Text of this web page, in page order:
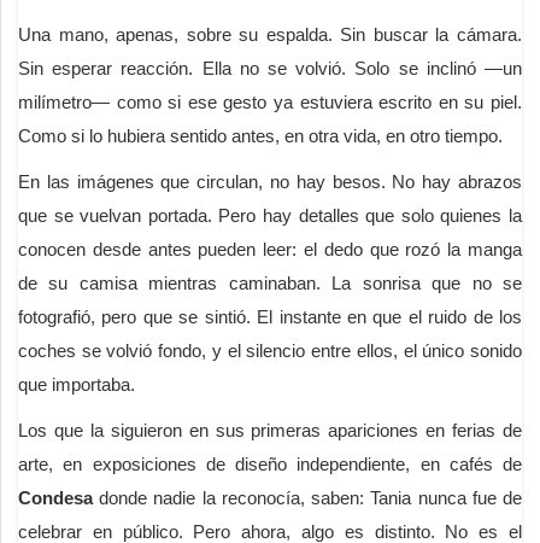
Una mano, apenas, sobre su espalda. Sin buscar la cámara.
Sin esperar reacción. Ella no se volvió. Solo se inclinó —un
milímetro— como si ese gesto ya estuviera escrito en su piel.
Como si lo hubiera sentido antes, en otra vida, en otro tiempo.
En las imágenes que circulan, no hay besos. No hay abrazos
que se vuelvan portada. Pero hay detalles que solo quienes la
conocen desde antes pueden leer: el dedo que rozó la manga
de su camisa mientras caminaban. La sonrisa que no se
fotografió, pero que se sintió. El instante en que el ruido de los
coches se volvió fondo, y el silencio entre ellos, el único sonido
que importaba.
Los que la siguieron en sus primeras apariciones en ferias de
arte, en exposiciones de diseño independiente, en cafés de
Condesadonde nadie la reconocía, saben: Tania nunca fue de
celebrar en público. Pero ahora, algo es distinto. No es el